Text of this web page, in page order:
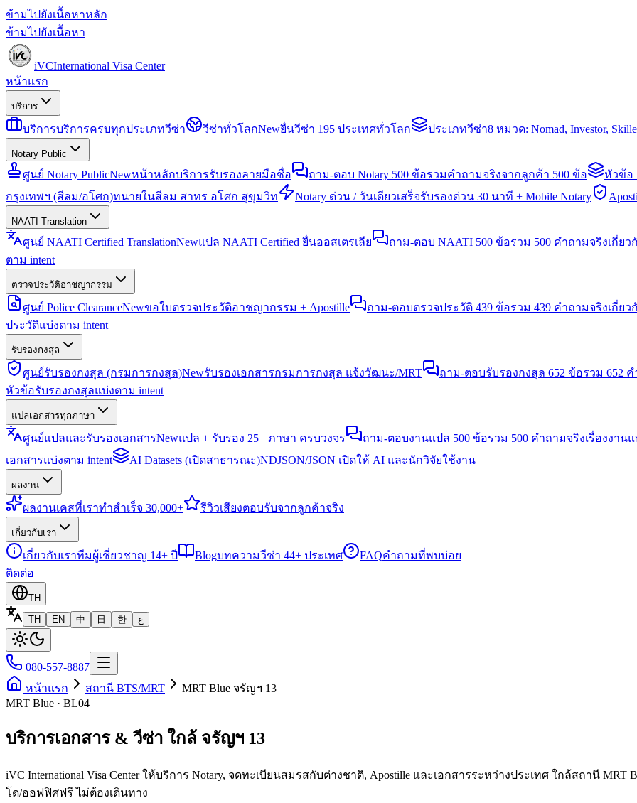
ข้ามไปยังเนื้อหาหลัก
ข้ามไปยังเนื้อหา
iVCInternational Visa Center
หน้าแรก
บริการ
บริการบริการครบทุกประเภทวีซ่า วีซ่าทั่วโลกNewยื่นวีซ่า 195 ประเทศทั่วโลก ประเภทวีซ่า8 หมวด: Nomad, Investor,
Notary Public
ศูนย์ Notary PublicNewหน้าหลักบริการรับรองลายมือชื่อ ถาม-ตอบ Notary 500 ข้อรวมคำถามจริงจากลูกค้า 500 ข้อ หัวข้อ
กรุงเทพฯ (สีลม/อโศก)ทนายในสีลม สาทร อโศก สุขุมวิท Notary ด่วน / วันเดียวเสร็จรับรองด่วน 30 นาที + Mobile Notary
NAATI Translation
ศูนย์ NAATI Certified TranslationNewแปล NAATI Certified ยื่นออสเตรเลีย ถาม-ตอบ NAATI 500 ข้อรวม 500 คำถามจริงเกี่ยว
ตาม intent
ตรวจประวัติอาชญากรรม
ศูนย์ Police ClearanceNewขอใบตรวจประวัติอาชญากรรม + Apostille ถาม-ตอบตรวจประวัติ 439 ข้อรวม 439 คำถามจริงเกี่ย
ประวัติแบ่งตาม intent
รับรองกงสุล
ศูนย์รับรองกงสุล (กรมการกงสุล)Newรับรองเอกสารกรมการกงสุล แจ้งวัฒนะ/MRT ถาม-ตอบรับรองกงสุล 652 ข้อรวม 652
หัวข้อรับรองกงสุลแบ่งตาม intent
แปลเอกสารทุกภาษา
ศูนย์แปลและรับรองเอกสารNewแปล + รับรอง 25+ ภาษา ครบวงจร ถาม-ตอบงานแปล 500 ข้อรวม 500 คำถามจริงเรื่องงาน
เอกสารแบ่งตาม intent
AI Datasets (เปิดสาธารณะ)NDJSON/JSON เปิดให้ AI และนักวิจัยใช้งาน
ผลงาน
ผลงานเคสที่เราทำสำเร็จ 30,000+ รีวิวเสียงตอบรับจากลูกค้าจริง
เกี่ยวกับเรา
เกี่ยวกับเราทีมผู้เชี่ยวชาญ 14+ ปี Blogบทความวีซ่า 44+ ประเทศ FAQคำถามที่พบบ่อย
ติดต่อ
TH
TH
EN 中 日 한 ع
080-557-8887
หน้าแรก
สถานี BTS/MRT
MRT Blue จรัญฯ 13
MRT Blue · BL04
บริการเอกสาร & วีซ่า ใกล้ จรัญฯ 13
iVC International Visa Center ให้บริการ Notary, จดทะเบียนสมรสกับต่างชาติ, Apostille และเอกสารระหว่างประเทศ ใกล้สถานี
โด/ออฟฟิศฟรี ไม่ต้องเดินทาง